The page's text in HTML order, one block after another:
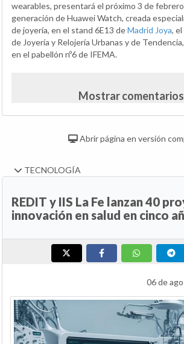
wearables, presentará el próximo 3 de
generación de Huawei Watch, creada
de joyería, en el stand 6E13 deMadrid Joya,
de Joyería y Relojería Urbanas y de
en el pabellón nº6 de IFEMA.
Mostrar
Abrir página en versión
TECNOLOGÍA
REDIT y IIS La Fe lanzan 40
innovación en salud en cinco
06 de